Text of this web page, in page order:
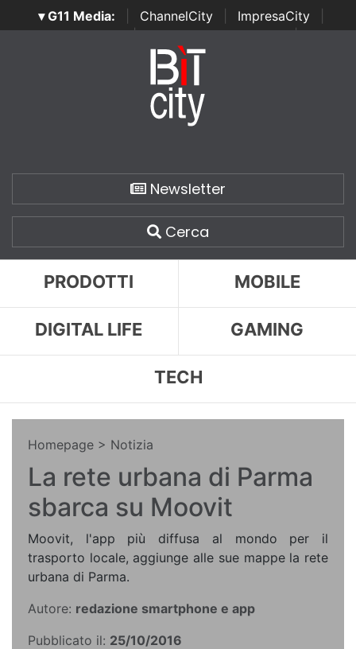
▾ G11 Media: ChannelCity ImpresaCity
SecurityOpenLab | Italian Channel Awards | Italian
Italian Security Awards
Newsletter
Cerca
PRODOTTI MOBILE
DIGITAL LIFE GAMING
TECH
Homepage > Notizia
La rete urbana di Parma
sbarca su Moovit
Moovit, l'app più diffusa al mondo per il
trasporto locale, aggiunge alle sue mappe la rete
urbana di Parma.
Autore: redazione smartphone e app
Pubblicato il: 25/10/2016